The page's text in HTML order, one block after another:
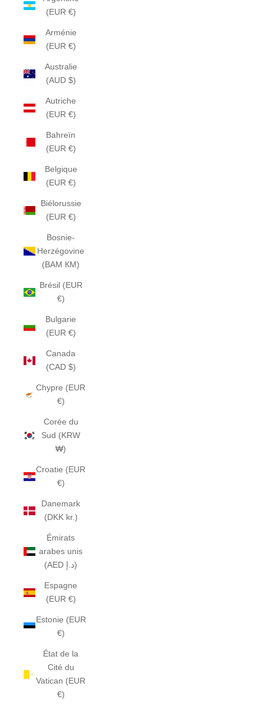
(EUR €)
Arménie
(EUR €)
Australie
(AUD $)
Autriche
(EUR €)
Bahreïn
(EUR €)
Belgique
(EUR €)
Biélorussie
(EUR €)
Bosnie-
Herzégovine
(BAM КМ)
Brésil (EUR
€)
Bulgarie
(EUR €)
Canada
(CAD $)
Chypre (EUR
€)
Corée du
Sud (KRW
₩)
Croatie (EUR
€)
Danemark
(DKK kr.)
Émirats
arabes unis
(AED د.إ)
Espagne
(EUR €)
Estonie (EUR
€)
État de la
Cité du
Vatican (EUR
€)